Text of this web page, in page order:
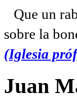
Que un
sobre la
(Iglesia
Juan